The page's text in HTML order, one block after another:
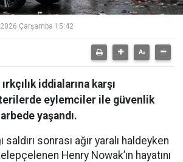
Çarşamba 15:42
iddialarına karşı
eylemciler ile güvenlik
yaşandı.
saldırı sonrası ağır yaralı haldeyken
Henry Nowak’ın hayatını